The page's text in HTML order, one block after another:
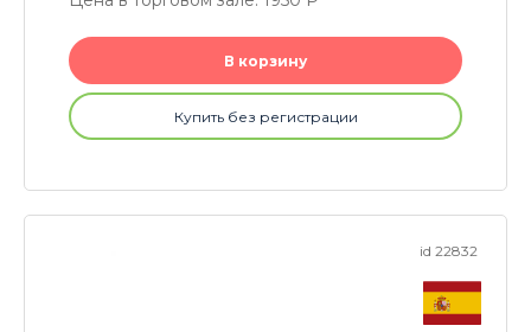
В корзину
Купить без регистрации
id 22832